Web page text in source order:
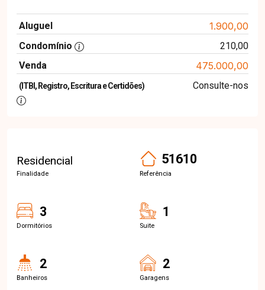
Aluguel 1.900,00
Condomínio
210,00
Venda
475.000,00
(ITBI, Registro, Escritura e Certidões) Consulte-nos
Residencial
Finalidade
51610
Referência
3
Dormitórios
1
Suite
2
Banheiros
2
Garagens